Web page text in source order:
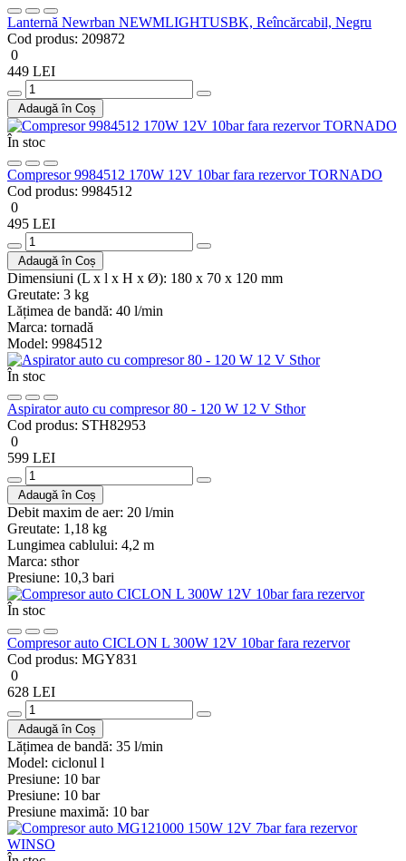
Lanternă Newrban NEWMLIGHTUSBK, Reîncărcabil, Negru
Cod produs: 209872
0
449 LEI
Adaugă în Coș
În stoc
Compresor 9984512 170W 12V 10bar fara rezervor TORNADO
Cod produs: 9984512
0
495 LEI
Adaugă în Coș
Dimensiuni (L x l x H x Ø): 180 x 70 x 120 mm
Greutate: 3 kg
Lățimea de bandă: 40 l/min
Marca: tornadă
Model: 9984512
În stoc
Aspirator auto cu compresor 80 - 120 W 12 V Sthor
Cod produs: STH82953
0
599 LEI
Adaugă în Coș
Debit maxim de aer: 20 l/min
Greutate: 1,18 kg
Lungimea cablului: 4,2 m
Marca: sthor
Presiune: 10,3 bari
În stoc
Compresor auto CICLON L 300W 12V 10bar fara rezervor
Cod produs: MGY831
0
628 LEI
Adaugă în Coș
Lățimea de bandă: 35 l/min
Model: ciclonul l
Presiune: 10 bar
Presiune: 10 bar
Presiune maximă: 10 bar